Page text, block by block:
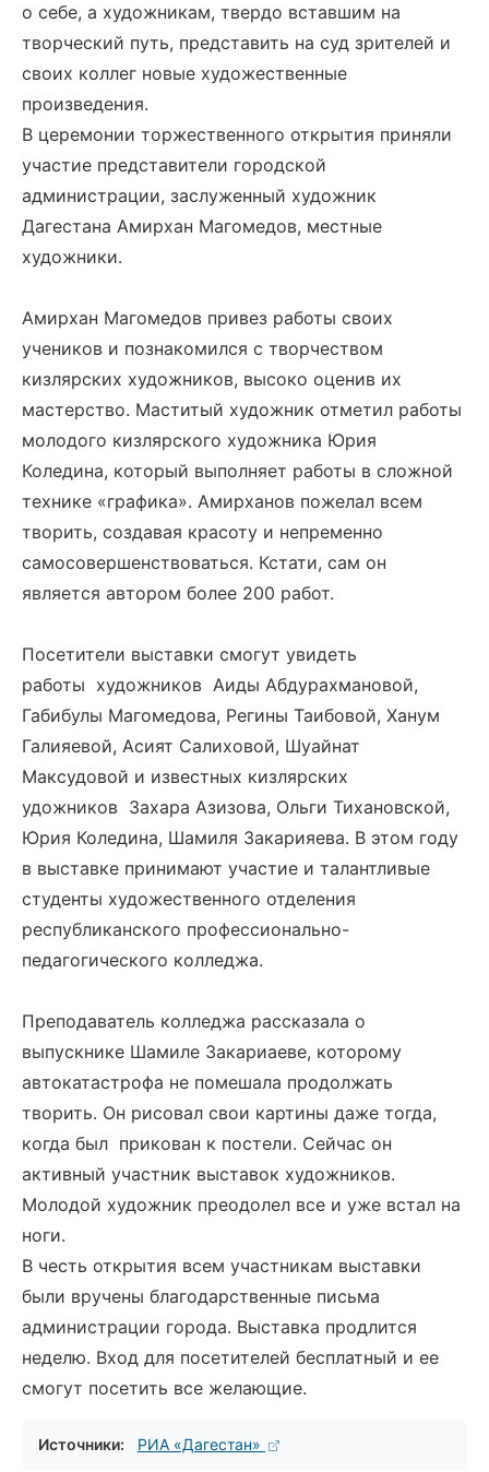
о себе, а художникам, твердо вставшим на
творческий путь, представить на суд зрителей и
своих коллег новые художественные
произведения.
В церемонии торжественного открытия приняли
участие представители городской
администрации, заслуженный художник
Дагестана Амирхан Магомедов, местные
художники.
Амирхан Магомедов привез работы своих
учеников и познакомился с творчеством
кизлярских художников, высоко оценив их
мастерство. Маститый художник отметил работы
молодого кизлярского художника Юрия
Коледина, который выполняет работы в сложной
технике «графика». Амирханов пожелал всем
творить, создавая красоту и непременно
самосовершенствоваться. Кстати, сам он
является автором более 200 работ.
Посетители выставки смогут увидеть
работы художников Аиды Абдурахмановой,
Габибулы Магомедова, Регины Таибовой, Ханум
Галияевой, Асият Салиховой, Шуайнат
Максудовой и известных кизлярских
удожников Захара Азизова, Ольги Тихановской,
Юрия Коледина, Шамиля Закарияева. В этом году
в выставке принимают участие и талантливые
студенты художественного отделения
республиканского профессионально-
педагогического колледжа.
Преподаватель колледжа рассказала о
выпускнике Шамиле Закариаеве, которому
автокатастрофа не помешала продолжать
творить. Он рисовал свои картины даже тогда,
когда был прикован к постели. Сейчас он
активный участник выставок художников.
Молодой художник преодолел все и уже встал на
ноги.
В честь открытия всем участникам выставки
были вручены благодарственные письма
администрации города. Выставка продлится
неделю. Вход для посетителей бесплатный и ее
смогут посетить все желающие.
Источники: РИА «Дагестан»